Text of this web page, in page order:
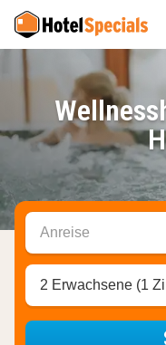
Anreise
2 Erwachsene (1